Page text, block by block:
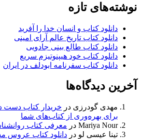
نوشته‌های تازه
دانلود کتاب و انسان خدا را آفرید
دانلود کتاب تاریخ عالم آرای امینی
دانلود کتاب طالع بینی جادویی
دانلود کتاب خود هیپنوتیزم سریع
دانلود کتاب سفرنامه ابودلف در ایران
آخرین دیدگاه‌ها
مهدی گودرزی در خریدار کتاب دست
برای بهره‌وری از کتاب‌های شما
Mariya Nour در معرفی کتاب
تینا عیسی لو در دانلود کتاب عروس